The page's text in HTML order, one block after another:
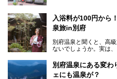
併設の「JR九州ホテル
「シティスパてんくう
ルダウンできるスイー
提供元：大分県【PR】
この記事は大分県のPR
まつり」が開催されま
の共同浴場がなんと無
が100円と安いのに、い
しかも4/2には「東京デ
ド」も行われます。つ
ーマウス」も拝める稀
ない！
源泉数、湧出量ともに
入浴料が100円から
泉旅in別府
別府温泉と聞くと、高
ないでしょうか。実は
で楽しめる「大分県の
ニフティ温泉がオスス
別府温泉にある変わ
ェにも温泉が？